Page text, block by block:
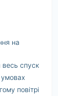
на
весь спуск
повітрі